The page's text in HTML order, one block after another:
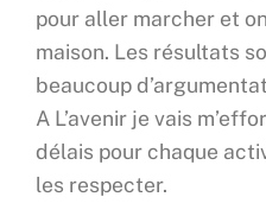
pour aller marcher et
maison. Les résultats
beaucoup
A L’avenir je vais
délais pour chaque
les respecter.